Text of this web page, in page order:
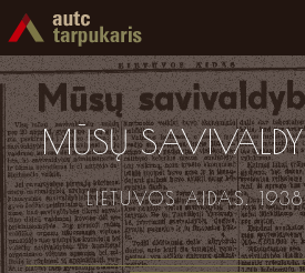
MŪSŲ
LIETUVOS AIDAS.